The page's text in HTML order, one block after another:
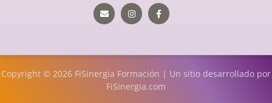
EnvelopeInstagramFacebook-
f
Copyright © 2026 FiSinergia Formación | Un sitio desarrollado por
FiSinergia.com